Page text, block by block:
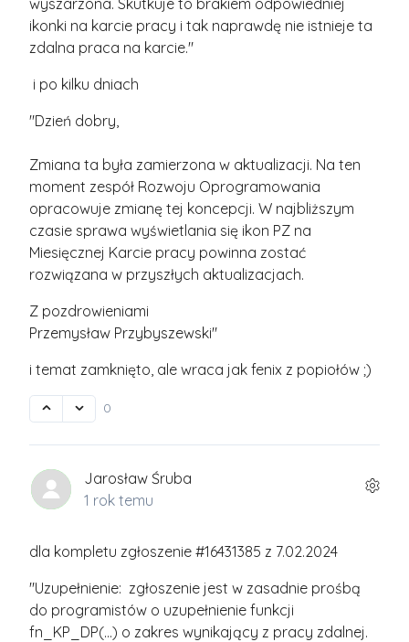
ikonki na karcie pracy i tak naprawdę nie istnieje ta
zdalna praca na karcie."
i po kilku dniach
"Dzień dobry,
Zmiana ta była zamierzona w aktualizacji. Na ten
moment zespół Rozwoju Oprogramowania
opracowuje zmianę tej koncepcji. W najbliższym
czasie sprawa wyświetlania się ikon PZ na
Miesięcznej Karcie pracy powinna zostać
rozwiązana w przyszłych aktualizacjach.
Z pozdrowieniami
Przemysław Przybyszewski"
i temat zamknięto, ale wraca jak fenix z popiołów ;)
0
Jarosław Śruba
1 rok temu
dla kompletu zgłoszenie #16431385 z 7.02.2024
"Uzupełnienie: zgłoszenie jest w zasadnie prośbą
do programistów o uzupełnienie funkcji
fn_KP_DP(...) o zakres wynikający z pracy zdalnej.